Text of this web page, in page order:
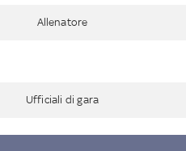
Allenatore
Ufficiali di gara